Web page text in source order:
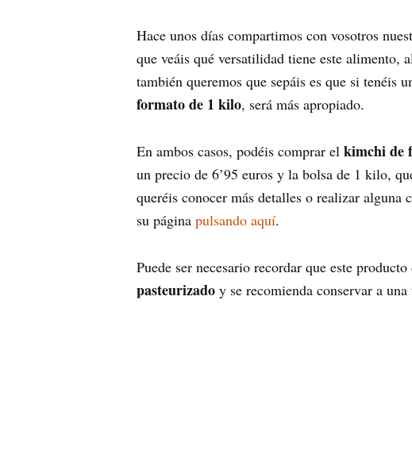
Hace unos días compartimos con vosotros
que veáis qué versatilidad tiene este alimento,
también queremos que sepáis es que si tenéis
formato de 1 kilo, será más apropiado.
En ambos casos, podéis comprar el kimchi de
un precio de 6’95 euros y la bolsa de 1 kilo,
queréis conocer más detalles o realizar
su página pulsando aquí.
Puede ser necesario recordar que este
pasteurizado y se recomienda conservar a